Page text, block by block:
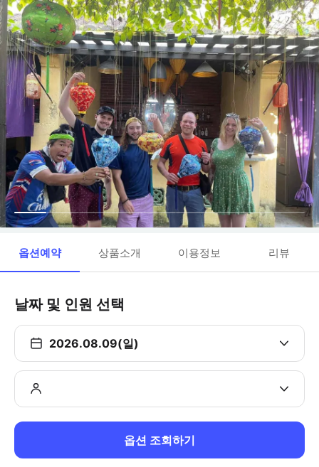
옵션예약 상품소개 이용정보 리뷰
날짜 및 인원 선택
2026.08.09(일)
옵션 조회하기